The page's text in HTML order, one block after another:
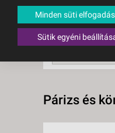
megfelelő
A keresővel
találati listát!
RENDEZÉS:
Párizs és
Minden süti
Sütik egyéni